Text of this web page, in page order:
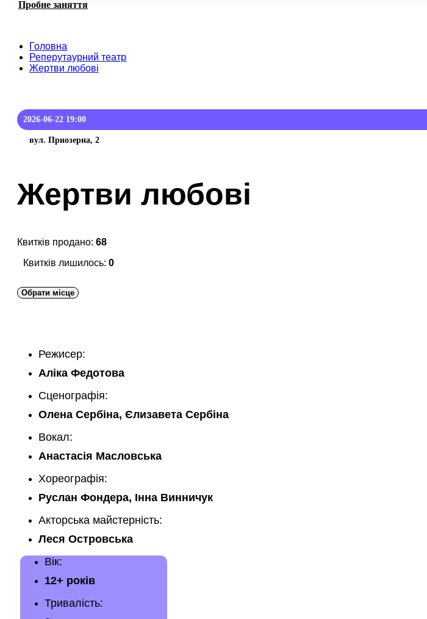
Пробне заняття
Головна
Реперутаурний театр
Жертви любові
2026-06-22 19:00
вул. Приозерна, 2
Жертви любові
Квитків продано: 68
Квитків лишилось: 0
Обрати місце
Режисер:
Аліка Федотова
Сценографія:
Олена Сербіна, Єлизавета Сербіна
Вокал:
Анастасія Масловська
Хореографія:
Руслан Фондера, Інна Винничук
Акторська майстерність:
Леся Островська
Вік:
12+ років
Тривалість: